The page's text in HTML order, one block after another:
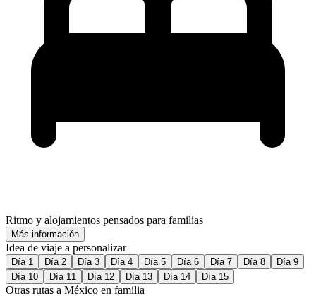
Ritmo y alojamientos pensados para familias
Más información
Idea de viaje a personalizar
Día 1 Día 2 Día 3 Día 4 Día 5 Día 6 Día 7 Día 8
Día 9
Día 10
Día 11 Día 12 Día 13 Día 14 Día 15
Otras rutas a México en familia